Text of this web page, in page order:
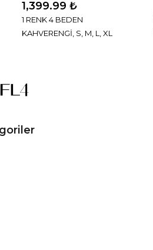
1,399.99 ₺
1 RENK 4 BEDEN
KAHVERENGİ, S, M, L, XL